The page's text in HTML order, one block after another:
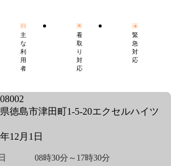
主
な
利
用
者
看
取
り
対
応
緊
急
対
応
徳島市津田町1-5-20エクセルハイツ
12月1日
08時30分～17時30分